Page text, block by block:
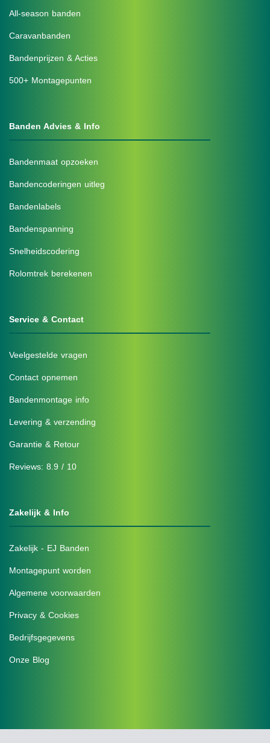
All-season banden
Caravanbanden
Bandenprijzen & Acties
500+ Montagepunten
Banden Advies & Info
Bandenmaat opzoeken
Bandencoderingen uitleg
Bandenlabels
Bandenspanning
Snelheidscodering
Rolomtrek berekenen
Service & Contact
Veelgestelde vragen
Contact opnemen
Bandenmontage info
Levering & verzending
Garantie & Retour
Reviews: 8.9 / 10
Zakelijk & Info
Zakelijk - EJ Banden
Montagepunt worden
Algemene voorwaarden
Privacy & Cookies
Bedrijfsgegevens
Onze Blog